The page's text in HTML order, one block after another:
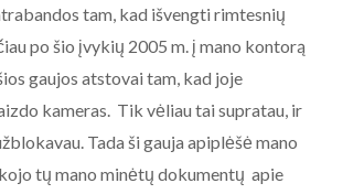
tam, kad išvengti rimtesnių
po šio įvykių 2005 m. į mano kontorą
gaujos atstovai tam, kad joje
kameras. Tik vėliau tai supratau, ir
Tada ši gauja apiplėšė mano
tų mano minėtų dokumentų apie